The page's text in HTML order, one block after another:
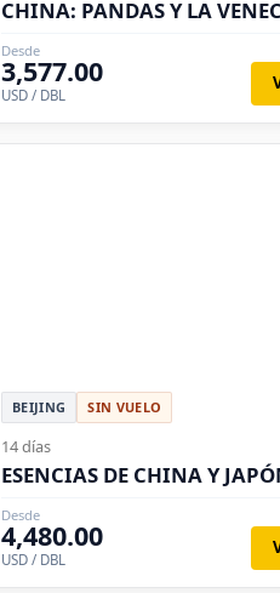
CHINA: PANDAS Y LA
Desde
3,577.00
USD / DBL
BEIJING SIN VUELO
14 días
ESENCIAS DE CHINA Y
Desde
4,480.00
USD / DBL